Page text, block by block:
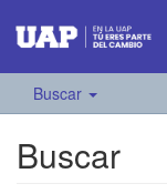
Buscar
Buscar